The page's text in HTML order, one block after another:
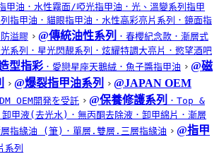
甲油 ．水性霧面/啞光指甲油 ．光、溫變系列指甲
指甲油 ．貓眼指甲油 ．水性高彩亮片系列 ．鏡面指
防溢膠 @傳統油性系列 ．春櫻紀念款 ．漸層式
系列 ．星光閃靚系列 ．炫耀特調大亮片 ．慾望酒吧
型指彩 ．愛戀星座天鵝絨 ．魚子醬指甲油
@磁
@爆裂指甲油系列
@JAPAN OEM
OEM開発を受託 @保養修護系列 ．Top &
卸甲液(去光水) ．無丙酮去除液 ．卸甲綿片 ．漸層
層指緣油 (筆) ．單層.雙層.三層指緣油
@指甲
系列